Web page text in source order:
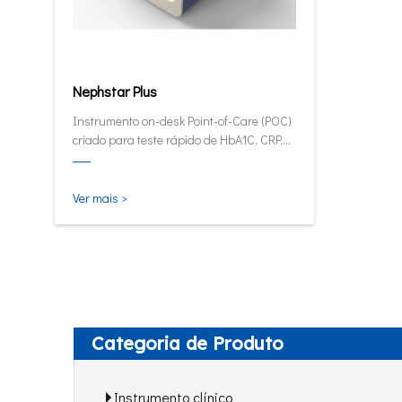
Nephstar Plus
Instrumento on-desk Point-of-Care (POC)
criado para teste rápido de HbA1C, CRP,
mALB e SAA.
Ver mais >
Categoria de Produto
Instrumento clínico